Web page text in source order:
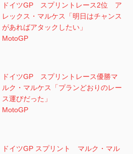
ドイツGP スプリントレース2位 ア
レックス・マルケス「明日はチャンス
があればアタックしたい」
MotoGP
ドイツGP スプリントレース優勝マ
ルク・マルケス「プランどおりのレー
ス運びだった」
MotoGP
ドイツGP スプリント マルク・マル